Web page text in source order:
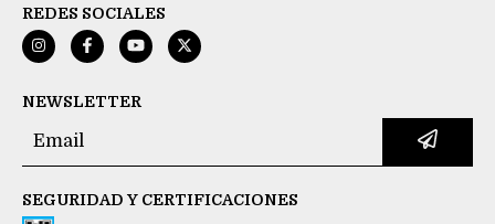
REDES SOCIALES
NEWSLETTER
SEGURIDAD Y CERTIFICACIONES